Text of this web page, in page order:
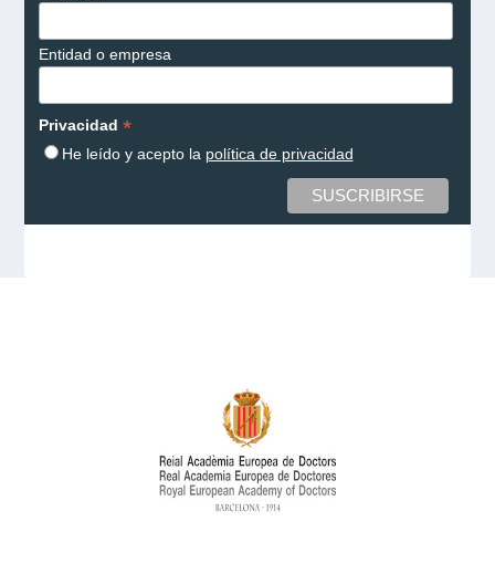
Entidad o empresa
Privacidad *
He leído y acepto la política de privacidad